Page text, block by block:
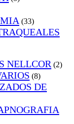
(33)
NELLCOR (2)
(8)
DE